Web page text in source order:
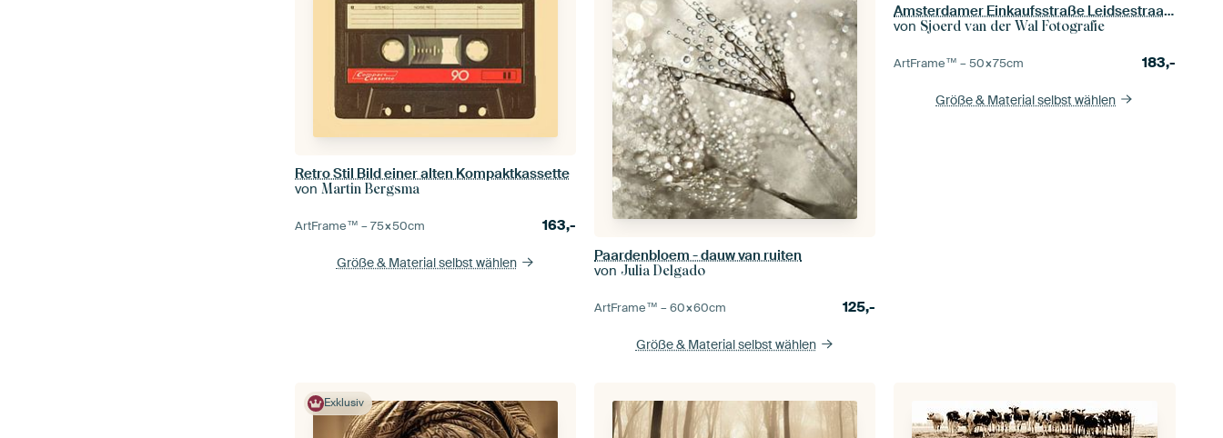
Retro Stil Bild einer alten Kompaktkassette
vonMartin Bergsma
ArtFrame™ –75×50cm 163,-
Größe & Material selbst wählen
Paardenbloem - dauw van ruiten
von Julia Delgado
ArtFrame™ –60×60cm 125,-
Größe & Material selbst wählen
Amsterdamer Einkaufsstraße Leidsestraat an einem düsteren Wintertag
von Sjoerd van der Wal Fotografie
ArtFrame™ –50×75cm 183,-
Größe & Material selbst wählen
Exklusiv